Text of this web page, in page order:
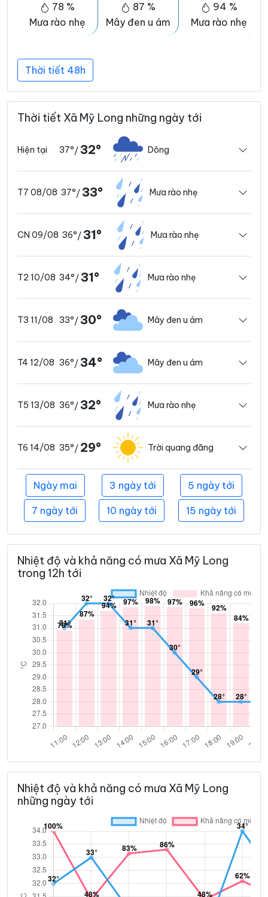
78 %
Mưa rào nhẹ
87 %
Mây đen u ám
94 %
Mưa rào nhẹ
Thời tiết 48h
Thời tiết Xã Mỹ Long những ngày tới
Hiện tại 37°/ 32° Dông
T7 08/08 37°/ 33° Mưa rào nhẹ
CN 09/08 36°/ 31° Mưa rào nhẹ
T2 10/08 34°/ 31° Mưa rào nhẹ
T3 11/08 33°/ 30° Mây đen u ám
T4 12/08 36°/ 34° Mây đen u ám
T5 13/08 36°/ 32° Mưa rào nhẹ
T6 14/08 35°/ 29° Trời quang đãng
Ngày mai 3 ngày tới 5 ngày tới
7 ngày tới 10 ngày tới 15 ngày tới
Nhiệt độ và khả năng có mưa Xã Mỹ Long
trong 12h tới
Nhiệt độ và khả năng có mưa Xã Mỹ Long
những ngày tới